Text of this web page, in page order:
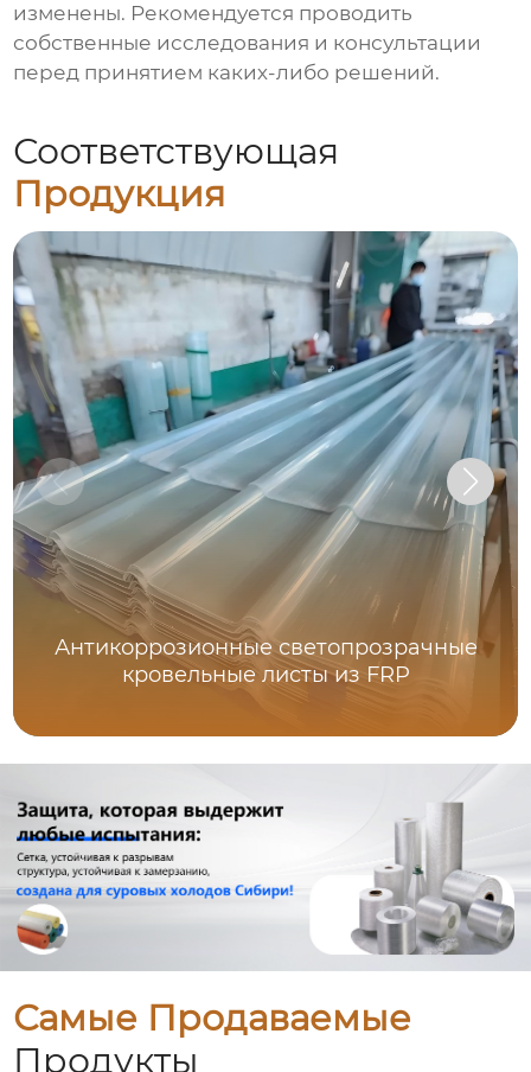
изменены. Рекомендуется проводить
собственные исследования и консультации
перед принятием каких-либо решений.
Соответствующая
Продукция
Антикоррозионные светопрозрачные
кровельные листы из FRP
Самые Продаваемые
Продукты